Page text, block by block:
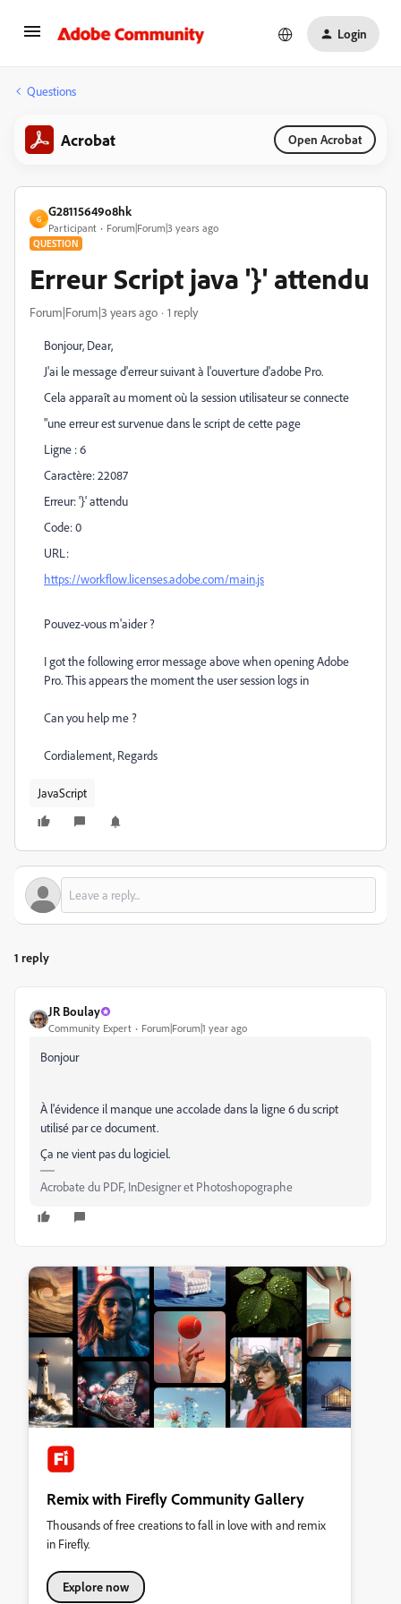
Login
Questions
Acrobat Open Acrobat
G
G28115649o8hk
Participant Forum|Forum|3 years ago
QUESTION
Erreur Script java '}' attendu
Forum|Forum|3 years ago 1 reply
Bonjour, Dear,
J'ai le message d'erreur suivant à l'ouverture d'adobe Pro.
Cela apparaît au moment où la session utilisateur se connecte
"une erreur est survenue dans le script de cette page
Ligne : 6
Caractère: 22087
Erreur: '}' attendu
Code: 0
URL:
https://workflow.licenses.adobe.com/main.js
Pouvez-vous m'aider ?
I got the following error message above when opening Adobe
Pro. This appears the moment the user session logs in
Can you help me ?
Cordialement, Regards
JavaScript
1 reply
JR Boulay
Community Expert Forum|Forum|1 year ago
Bonjour
À l'évidence il manque une accolade dans la ligne 6 du script
utilisé par ce document.
Ça ne vient pas du logiciel.
Acrobate du PDF, InDesigner et Photoshopographe
Remix with Firefly Community Gallery
Thousands of free creations to fall in love with and remix
in Firefly.
Explore now